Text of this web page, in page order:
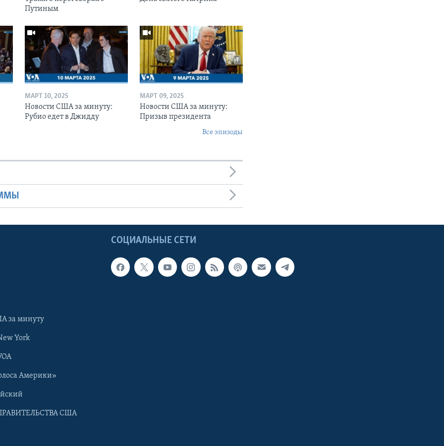
Путиным
МАРТ 10, 2025
Новости США за минуту:
Рубио едет в Джидду
МАРТ 09, 2025
Новости США за минуту:
Призыв президента
Все эпизоды
СОЦИАЛЬНЫЕ СЕТИ
за минуту
York
Америки»
США